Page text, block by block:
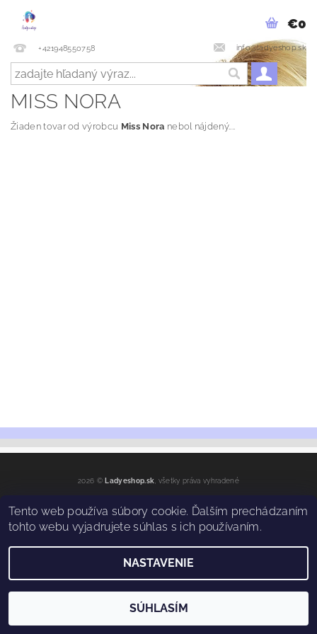
+421948550758 info@ladyeshop.sk
€0
MISS NORA
Žiaden tovar od výrobcu Miss Nora nebol nájdený....
2026 © Ladyeshop.sk , všetky práva vyhradené
Vytvoril Shoptet
Tento web používa súbory cookie. Ďalším prechádzaním
tohto webu vyjadrujete súhlas s ich používaním.
NASTAVENIE
SÚHLASÍM